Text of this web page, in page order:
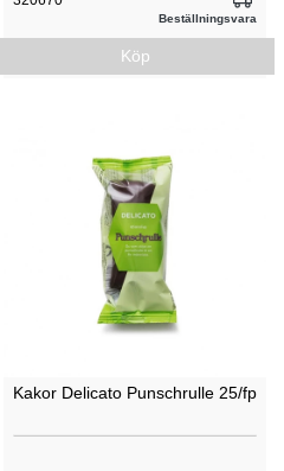
Beställningsvara
Köp
Kakor Delicato Punschrulle 25/fp